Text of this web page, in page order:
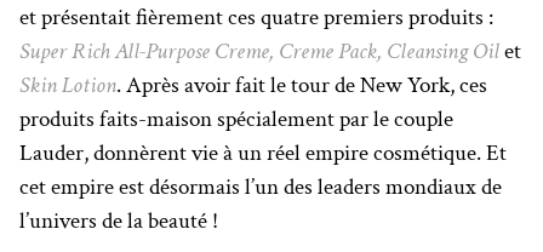
et présentait fièrement ces quatre premiers produits :
Super Rich All-Purpose Creme, Creme Pack, Cleansing Oilet
Skin Lotion. Après avoir fait le tour de New York, ces
produits faits-maison spécialement par le couple
Lauder, donnèrent vie à un réel empire cosmétique. Et
cet empire est désormais l’un des leaders mondiaux de
l’univers de la beauté !